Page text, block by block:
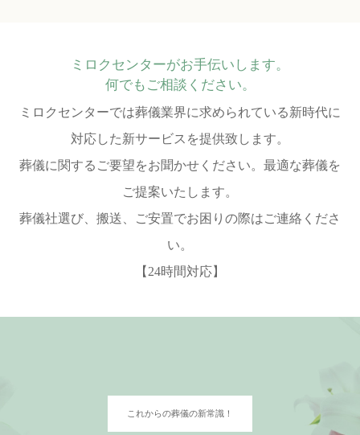
ミロクセンターがお手伝いします。
何でもご相談ください。
ミロクセンターでは葬儀業界に求められている新時代に
対応した新サービスを提供致します。
葬儀に関するご要望をお聞かせください。最適な葬儀を
ご提案いたします。
葬儀社選び、搬送、ご安置でお困りの際はご連絡くださ
い。
【24時間対応】
これからの葬儀の新常識！